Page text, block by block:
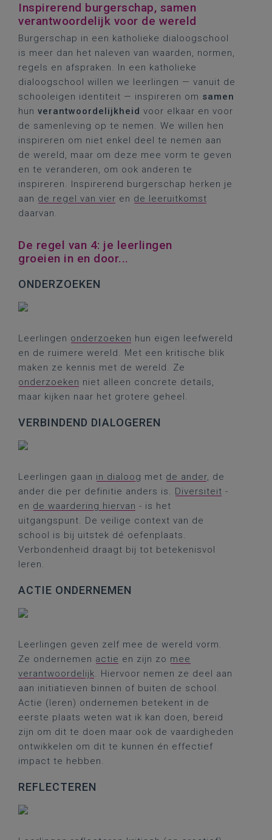
Inspirerend burgerschap, samen
verantwoordelijk voor de wereld
Burgerschap in een katholieke dialoogschool
is meer dan het naleven van waarden, normen,
regels en afspraken. In een katholieke
dialoogschool willen we leerlingen — vanuit de
schooleigen identiteit — inspireren om samen
hun verantwoordelijkheid voor elkaar en voor
de samenleving op te nemen. We willen hen
inspireren om niet enkel deel te nemen aan
de wereld, maar om deze mee vorm te geven
en te veranderen, om ook anderen te
inspireren. Inspirerend burgerschap herken je
aan de regel van vier en de leeruitkomst
daarvan.
De regel van 4: je leerlingen
groeien in en door...
ONDERZOEKEN
Leerlingen onderzoeken hun eigen leefwereld
en de ruimere wereld. Met een kritische blik
maken ze kennis met de wereld. Ze
onderzoeken niet alleen concrete details,
maar kijken naar het grotere geheel.
VERBINDEND DIALOGEREN
Leerlingen gaan in dialoog met de ander, de
ander die per definitie anders is. Diversiteit -
en de waardering hiervan - is het
uitgangspunt. De veilige context van de
school is bij uitstek dé oefenplaats.
Verbondenheid draagt bij tot betekenisvol
leren.
ACTIE ONDERNEMEN
Leerlingen geven zelf mee de wereld vorm.
Ze ondernemen actie en zijn zo mee
verantwoordelijk. Hiervoor nemen ze deel aan
aan initiatieven binnen of buiten de school.
Actie (leren) ondernemen betekent in de
eerste plaats weten wat ik kan doen, bereid
zijn om dit te doen maar ook de vaardigheden
ontwikkelen om dit te kunnen én effectief
impact te hebben.
REFLECTEREN